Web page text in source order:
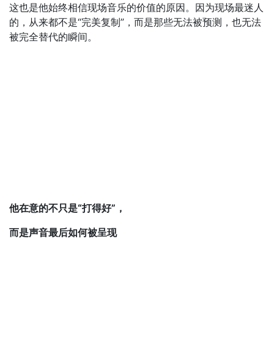
这也是他始终相信现场音乐的价值的原因。因为现场最迷人
的，从来都不是“完美复制”，而是那些无法被预测，也无法
被完全替代的瞬间。
他在意的不只是“打得好”，
而是声音最后如何被呈现